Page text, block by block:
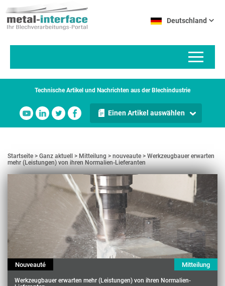
zum
Inhalt
Deutschland
Technische Artikel und Nachrichten aus der Blechindustrie
Einen Artikel auswählen
Startseite Ganz aktuell Mitteilung nouveaute
Werkzeugbauer erwarten
mehr (Leistungen) von ihren Normalien-Lieferanten
Nouveauté Mitteilung
Werkzeugbauer erwarten mehr (Leistungen) von ihren Normalien-